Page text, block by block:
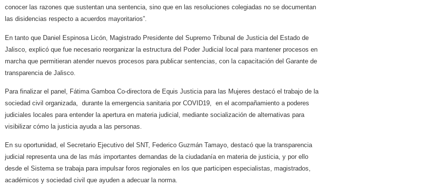
conocer las razones que sustentan una sentencia, sino que en las resoluciones colegiadas no se documentan
las disidencias respecto a acuerdos mayoritarios”.
En tanto que Daniel Espinosa Licón, Magistrado Presidente del Supremo Tribunal de Justicia del Estado de
Jalisco, explicó que fue necesario reorganizar la estructura del Poder Judicial local para mantener procesos en
marcha que permitieran atender nuevos procesos para publicar sentencias, con la capacitación del Garante de
transparencia de Jalisco.
Para finalizar el panel, Fátima Gamboa Co-directora de Equis Justicia para las Mujeres destacó el trabajo de la
sociedad civil organizada, durante la emergencia sanitaria por COVID19, en el acompañamiento a poderes
judiciales locales para entender la apertura en materia judicial, mediante socialización de alternativas para
visibilizar cómo la justicia ayuda a las personas.
En su oportunidad, el Secretario Ejecutivo del SNT, Federico Guzmán Tamayo, destacó que la transparencia
judicial representa una de las más importantes demandas de la ciudadanía en materia de justicia, y por ello
desde el Sistema se trabaja para impulsar foros regionales en los que participen especialistas, magistrados,
académicos y sociedad civil que ayuden a adecuar la norma.